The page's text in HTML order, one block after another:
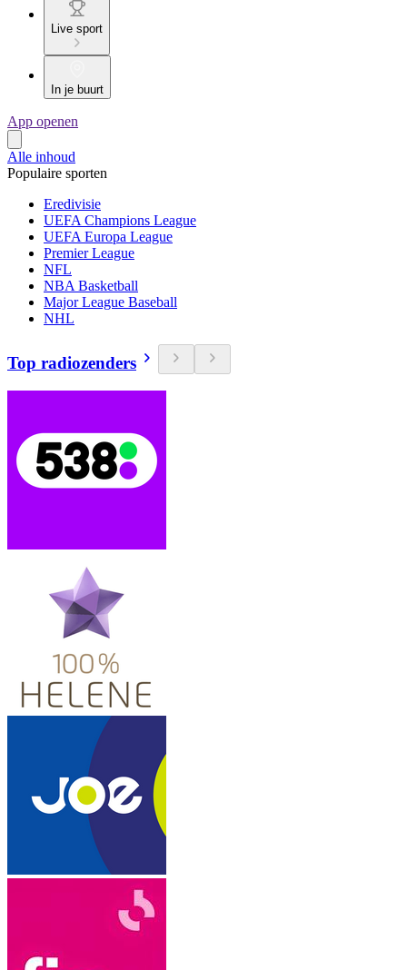
Live sport
In je buurt
App openen
Alle inhoud
Populaire sporten
Eredivisie
UEFA Champions League
UEFA Europa League
Premier League
NFL
NBA Basketball
Major League Baseball
NHL
Top radiozenders